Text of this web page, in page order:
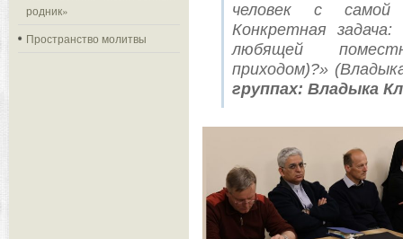
родник»
Пространство молитвы
человек с самой
Конкретная
любящей
приходом)?»
группах: Владыка